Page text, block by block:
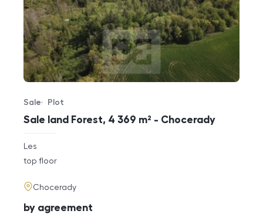
Sale land Forest, 4 369 m² - Chocerady
Offer type
Sale
Property type
Plot
rozměry
disposition
Les
funkce
top floor
adresa
Chocerady
cena
by agreement